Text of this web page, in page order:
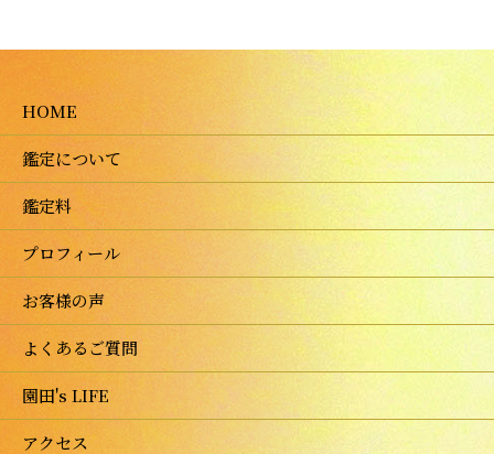
HOME
鑑定について
鑑定料
プロフィール
お客様の声
よくあるご質問
園田's LIFE
アクセス